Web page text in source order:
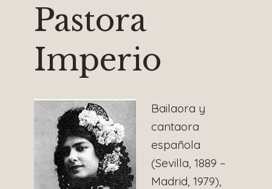
Pastora
Imperio
Bailaora y
cantaora
española
(Sevilla, 1889 –
Madrid, 1979),